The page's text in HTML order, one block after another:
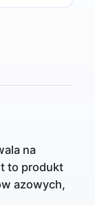
na
to produkt
azowych,